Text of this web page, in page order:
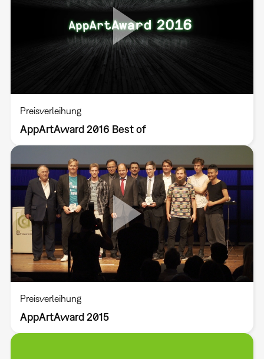
Preisverleihung
AppArtAward 2016 Best of
Preisverleihung
AppArtAward 2015